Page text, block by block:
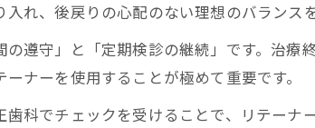
後戻りしないためのメンテナンス術
矯正歯科で定期メンテナンスを
矯正歯科のアフターケアで後戻
矯正歯科治療後の検診頻度と安
れ、後戻りの心配のない理想のバランス
の遵守」と「定期検診の継続」です。治
ナーを使用することが極めて重要です。
歯科でチェックを受けることで、リテー